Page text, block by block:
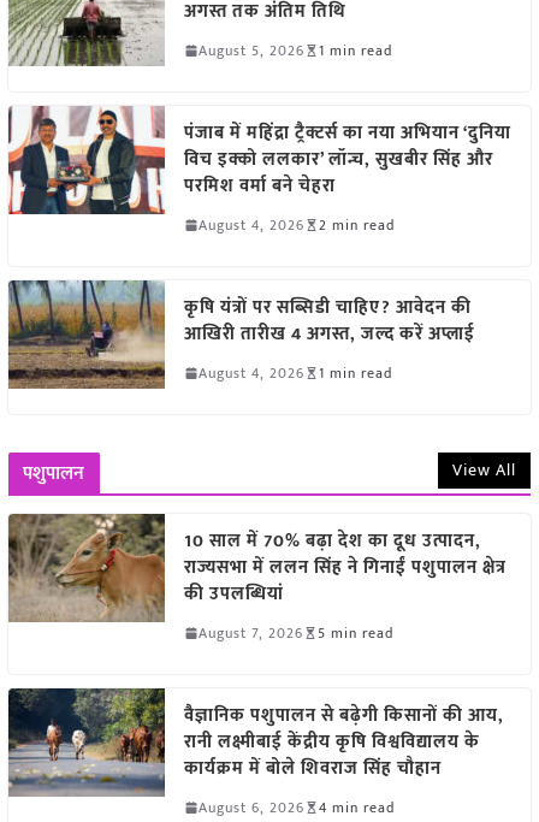
अगस्त तक अंतिम तिथि
August 5, 2026 1 min read
पंजाब में महिंद्रा ट्रैक्टर्स का नया अभियान ‘दुनिया
विच इक्को ललकार’ लॉन्च, सुखबीर सिंह और
परमिश वर्मा बने चेहरा
August 4, 2026 2 min read
कृषि यंत्रों पर सब्सिडी चाहिए? आवेदन की
आखिरी तारीख 4 अगस्त, जल्द करें अप्लाई
August 4, 2026 1 min read
पशुपालन View All
10 साल में 70% बढ़ा देश का दूध उत्पादन,
राज्यसभा में ललन सिंह ने गिनाईं पशुपालन क्षेत्र
की उपलब्धियां
August 7, 2026 5 min read
वैज्ञानिक पशुपालन से बढ़ेगी किसानों की आय,
रानी लक्ष्मीबाई केंद्रीय कृषि विश्वविद्यालय के
कार्यक्रम में बोले शिवराज सिंह चौहान
August 6, 2026 4 min read